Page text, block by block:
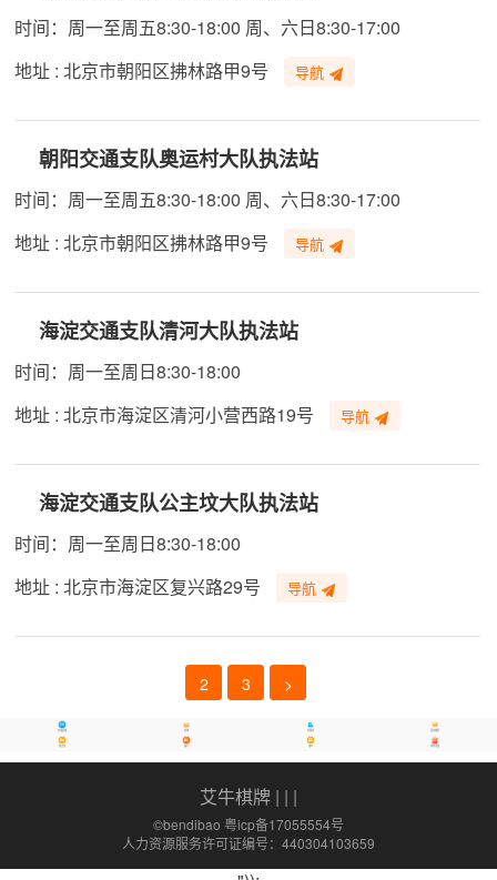
时间：周一至周五8:30-18:00 周、六日8:30-17:00
地址 : 北京市朝阳区拂林路甲9号
导航
朝阳交通支队奥运村大队执法站
时间：周一至周五8:30-18:00 周、六日8:30-17:00
地址 : 北京市朝阳区拂林路甲9号
导航
海淀交通支队清河大队执法站
时间：周一至周日8:30-18:00
地址 : 北京市海淀区清河小营西路19号
导航
海淀交通支队公主坟大队执法站
时间：周一至周日8:30-18:00
地址 : 北京市海淀区复兴路29号
导航
2 3 >
办事指南 招聘 保障房 活动推荐
景点宝 限行 油价 特惠优选
艾牛棋牌 | | |
©bendibao 粤icp备17055554号
人力资源服务许可证编号：440304103659